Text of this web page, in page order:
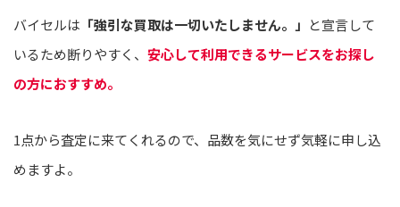
バイセルは 「強引な買取は一切いたしません。」 と宣言して
いるため断りやすく、 安心して利用できるサービスをお探し
の方におすすめ。
1点から査定に来てくれるので、品数を気にせず気軽に申し込
めますよ。